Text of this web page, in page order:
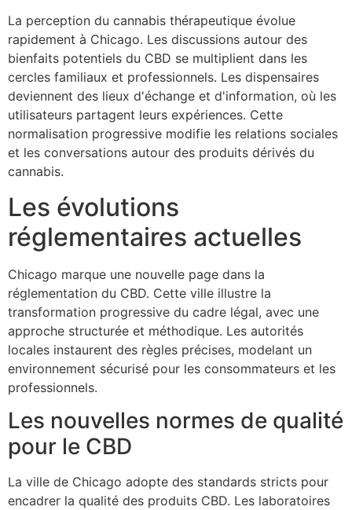
La perception du cannabis thérapeutique évolue
rapidement à Chicago. Les discussions autour des
bienfaits potentiels du CBD se multiplient dans les
cercles familiaux et professionnels. Les dispensaires
deviennent des lieux d'échange et d'information, où les
utilisateurs partagent leurs expériences. Cette
normalisation progressive modifie les relations sociales
et les conversations autour des produits dérivés du
cannabis.
Les évolutions
réglementaires actuelles
Chicago marque une nouvelle page dans la
réglementation du CBD. Cette ville illustre la
transformation progressive du cadre légal, avec une
approche structurée et méthodique. Les autorités
locales instaurent des règles précises, modelant un
environnement sécurisé pour les consommateurs et les
professionnels.
Les nouvelles normes de qualité
pour le CBD
La ville de Chicago adopte des standards stricts pour
encadrer la qualité des produits CBD. Les laboratoires